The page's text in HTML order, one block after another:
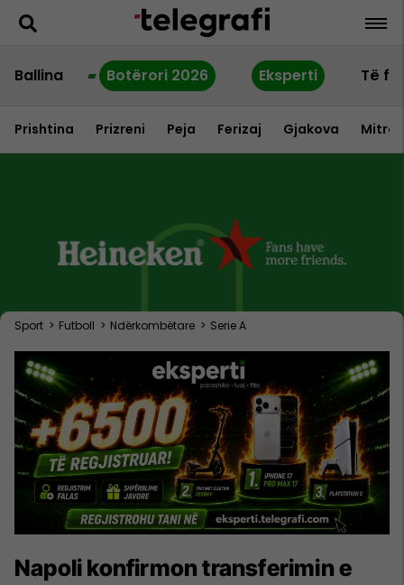
Ballina Botërori 2026 Eksperti Të
Prishtina Prizreni Peja Ferizaj Gjakova
Sport > Futboll > Ndërkombëtare > Serie A
Napoli konfirmon transferimin e